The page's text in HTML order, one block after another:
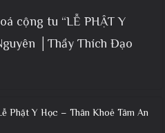
cộng tu “LỄ PHẬT Y
│Thầy Thích Đạo
Phật Y Học – Thân Khoẻ Tâm An